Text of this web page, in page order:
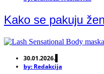
Kako se pakuju
30.01.2026.
by: Redakcija